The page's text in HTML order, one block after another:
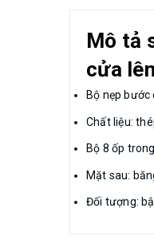
Mô tả
cửa
Bộ nẹp
Chất liệu:
Bộ 8 ốp
Mặt sau:
Đối tượng: